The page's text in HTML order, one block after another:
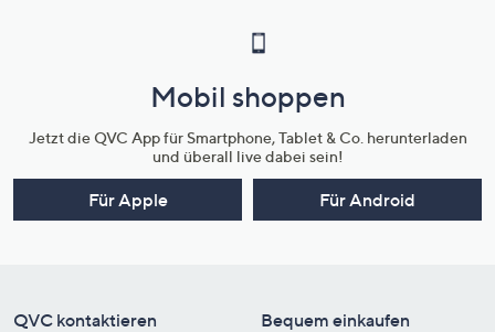
Mobil shoppen
Jetzt die QVC App für Smartphone, Tablet & Co. herunterladen
und überall live dabei sein!
Für Apple Für Android
QVC kontaktieren Bequem einkaufen